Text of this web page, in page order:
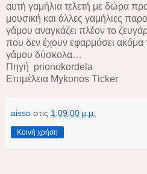
αυτή γαμήλια τελετή με δώρα
μουσική και άλλες γαμήλιες
γάμου αναγκάζει πλέον το
που δεν έχουν εφαρμόσει
γάμου δύσκολα…
Πηγή prionokordela
Επιμέλεια Mykonos Ticker
aisso στις 1:09:00 μ.μ.
Κοινή χρήση